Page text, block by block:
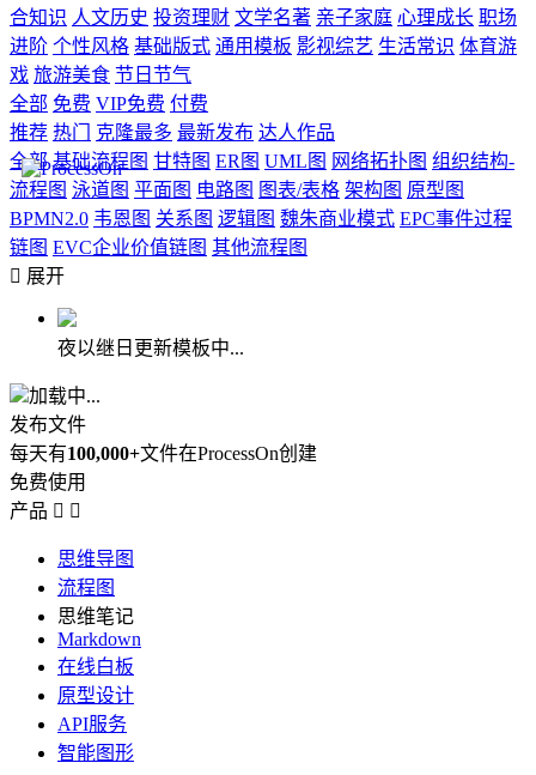
合知识 人文历史 投资理财 文学名著 亲子家庭 心理成长 职场
进阶 个性风格 基础版式 通用模板 影视综艺 生活常识 体育游
戏 旅游美食 节日节气
全部 免费 VIP免费 付费
推荐 热门 克隆最多 最新发布 达人作品
全部 基础流程图 甘特图 ER图 UML图 网络拓扑图 组织结构-
流程图 泳道图 平面图 电路图 图表/表格 架构图 原型图
BPMN2.0 韦恩图 关系图 逻辑图 魏朱商业模式 EPC事件过程
链图 EVC企业价值链图 其他流程图
 展开
夜以继日更新模板中...
加载中...
发布文件
每天有100,000+文件在ProcessOn创建
免费使用
产品  
思维导图
流程图
思维笔记
Markdown
在线白板
原型设计
API服务
智能图形